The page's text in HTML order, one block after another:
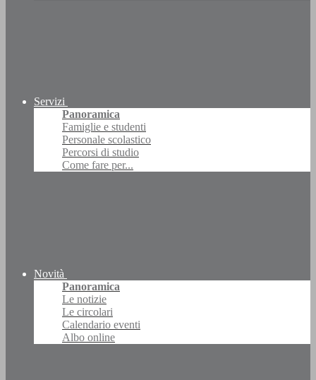
Servizi
Panoramica
Famiglie e studenti
Personale scolastico
Percorsi di studio
Come fare per...
Novità
Panoramica
Le notizie
Le circolari
Calendario eventi
Albo online